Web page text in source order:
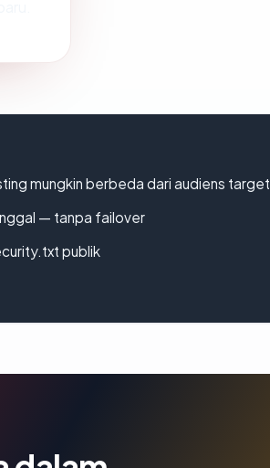
mungkin berbeda dari audiens target
— tanpa failover
publik